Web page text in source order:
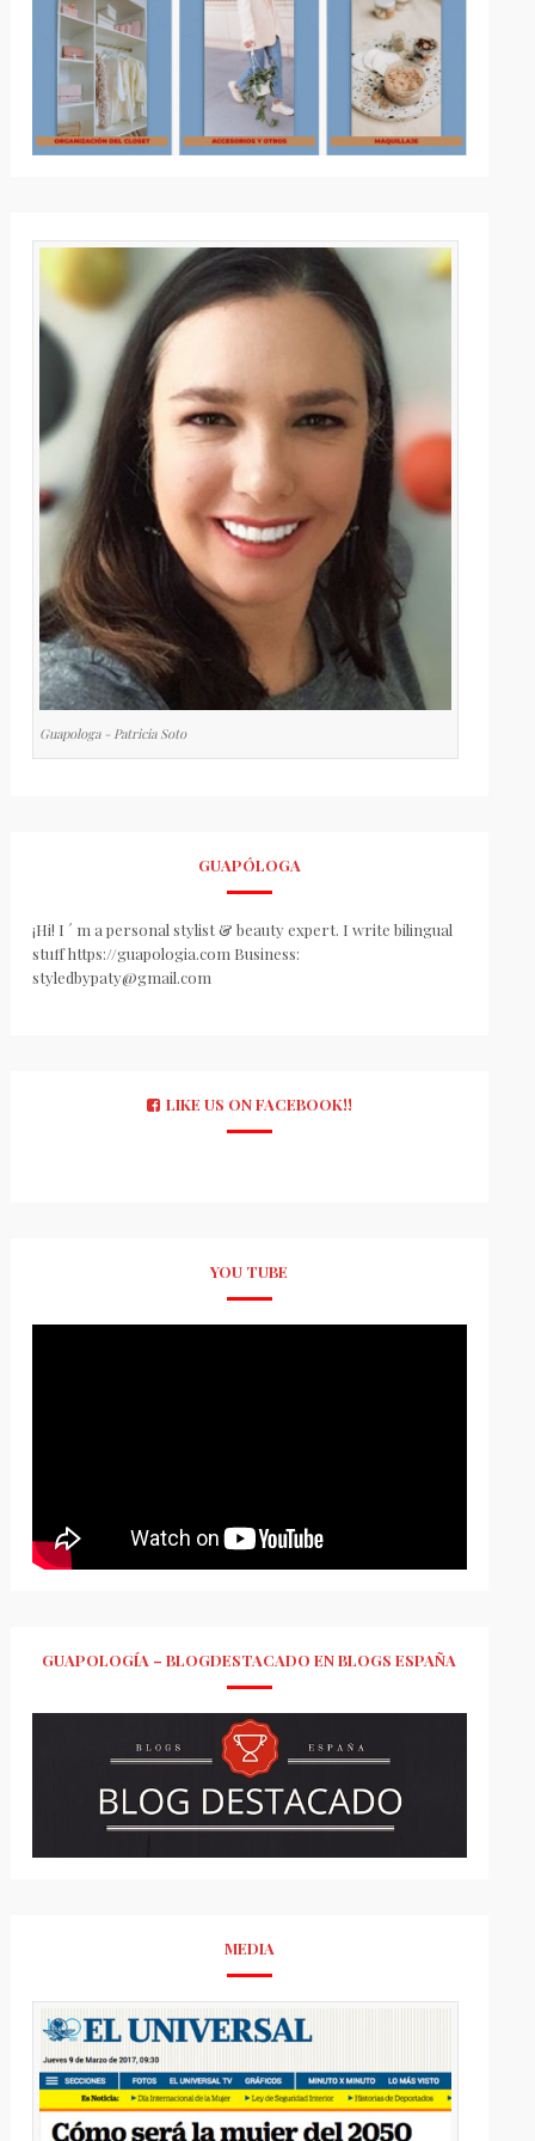
Guapologa - Patricia Soto
GUAPÓLOGA
¡Hi! I ´ m a personal stylist & beauty expert. I write bilingual
stuff https://guapologia.com Business:
styledbypaty@gmail.com
LIKE US ON FACEBOOK!!
YOU TUBE
GUAPOLOGÍA – BLOGDESTACADO EN BLOGS ESPAÑA
MEDIA